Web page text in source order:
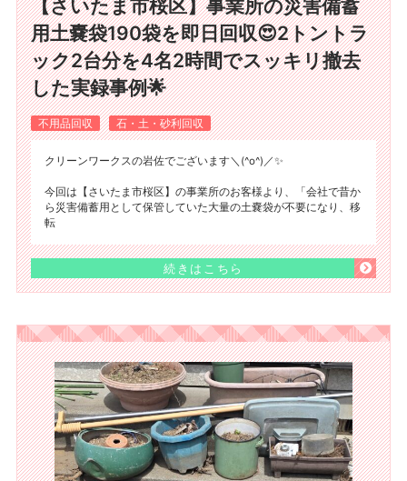
【さいたま市桜区】事業所の災害備蓄
用土嚢袋190袋を即日回収😍2トントラ
ック2台分を4名2時間でスッキリ撤去
した実録事例🌟
不用品回収 石・土・砂利回収
クリーンワークスの岩佐でございます＼(^o^)／✨
今回は【さいたま市桜区】の事業所のお客様より、「会社で昔か
ら災害備蓄用として保管していた大量の土嚢袋が不要になり、移
転
続きはこちら